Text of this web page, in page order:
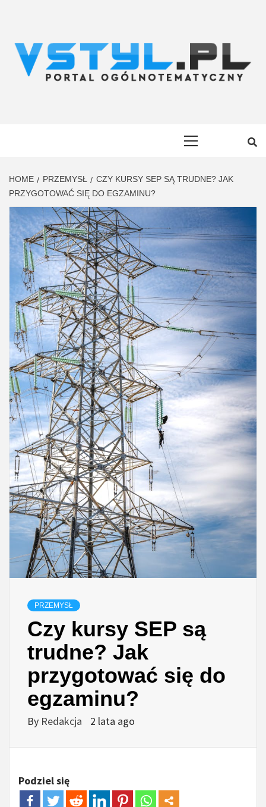
HOME PRZEMYSŁ
CZY KURSY SEP SĄ TRUDNE? JAK
PRZYGOTOWAĆ SIĘ DO EGZAMINU?
PRZEMYSŁ
Czy kursy SEP są
trudne? Jak
przygotować się do
egzaminu?
By Redakcja 2 lata ago
Podziel się